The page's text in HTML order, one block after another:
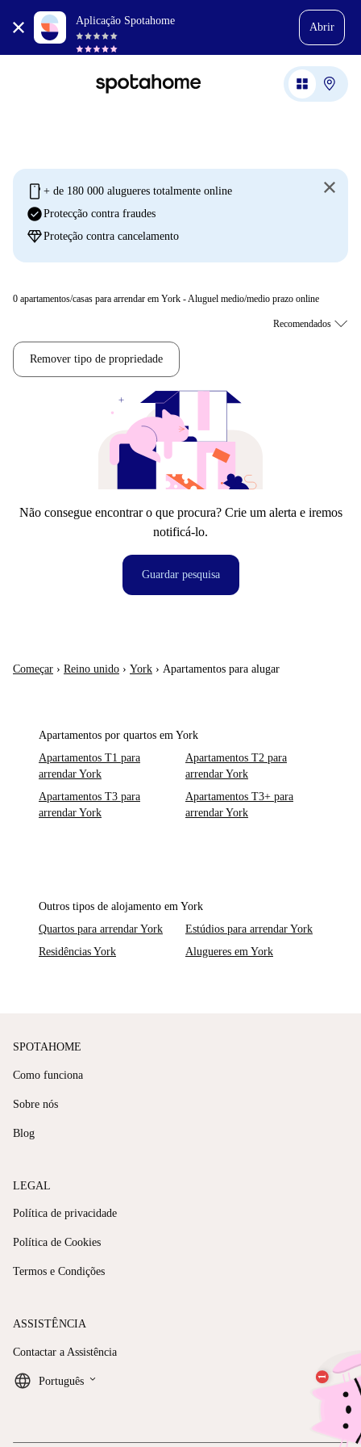
Aplicação Spotahome
Abrir
mobile + de 180 000 alugueres totalmente online
check_circleProtecção contra fraudes
diamondProteção contra cancelamento
0 apartamentos/casas para arrendar em York - Aluguel medio/medio prazo online
Remover tipo de propriedade
Não consegue encontrar o que procura? Crie um alerta e iremos
notificá-lo.
Guardar pesquisa
Começar › Reino unido › York › Apartamentos para alugar
Apartamentos por quartos em York
Apartamentos T1 para
arrendar York
Apartamentos T2 para
arrendar York
Apartamentos T3 para
arrendar York
Apartamentos T3+ para
arrendar York
Outros tipos de alojamento em York
Quartos para arrendar York
Estúdios para arrendar York
Residências York
Alugueres em York
SPOTAHOME
Como funciona
Sobre nós
Blog
LEGAL
Política de privacidade
Política de Cookies
Termos e Condições
ASSISTÊNCIA
Contactar a Assistência
Português keyboard_arrow_down